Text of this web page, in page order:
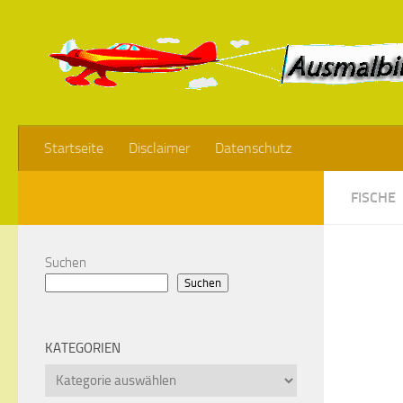
Startseite Disclaimer Datenschutz
FISCHE
Suchen
Suchen
KATEGORIEN
Kategorien